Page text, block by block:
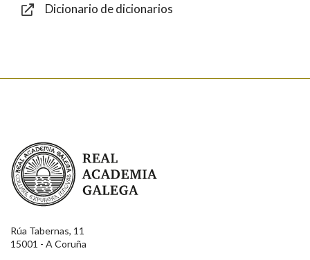
Dicionario de dicionarios
Real Academia Galega
Rúa Tabernas, 11
15001 - A Coruña